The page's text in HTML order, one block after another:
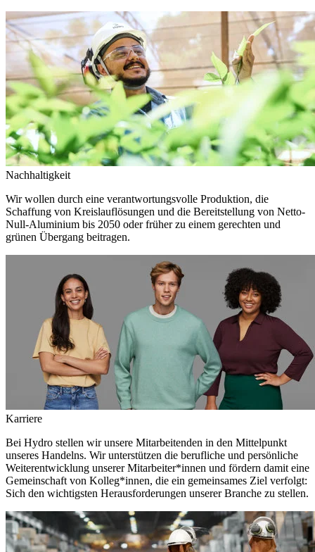
Nachhaltigkeit
Wir wollen durch eine verantwortungsvolle Produktion, die
Schaffung von Kreislauflösungen und die Bereitstellung von Netto-
Null-Aluminium bis 2050 oder früher zu einem gerechten und
grünen Übergang beitragen.
Karriere
Bei Hydro stellen wir unsere Mitarbeitenden in den Mittelpunkt
unseres Handelns. Wir unterstützen die berufliche und persönliche
Weiterentwicklung unserer Mitarbeiter*innen und fördern damit eine
Gemeinschaft von Kolleg*innen, die ein gemeinsames Ziel verfolgt:
Sich den wichtigsten Herausforderungen unserer Branche zu stellen.